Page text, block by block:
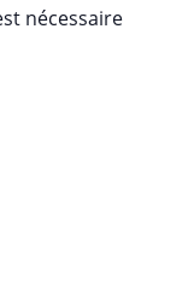
nécessaire